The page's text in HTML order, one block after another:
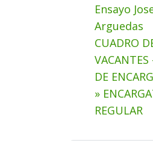
Ensayo
Arguedas
CUADRO
VACANTES
DE
»
REGULAR